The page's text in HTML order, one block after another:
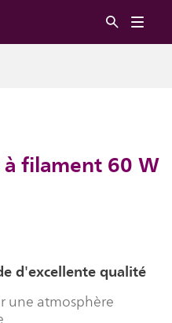
filament 60 W
d'excellente qualité
une atmosphère